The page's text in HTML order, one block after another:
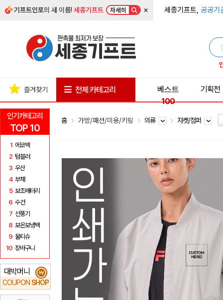
기프트인포의 새 이름!세종기프트 자세히 × 세종기프트, 공공기
인기카테고리
TOP 10
1 에코백
2 텀블러
3 우산
4 부채
5 보조배터리
6 수건
7 선풍기
8 보온보냉백
9 물티슈
10 장바구니
대박머니
COUPON SHOP
₩
즐겨찾기 전체 카테고리
베스트
100
기획전
홈 가방/패션/미용/키링 의류 자켓/점퍼